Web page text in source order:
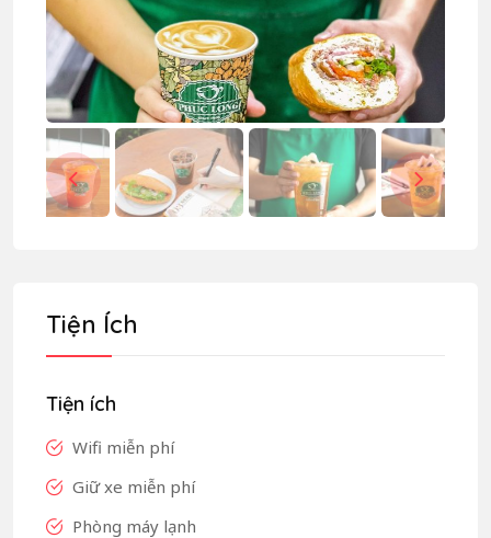
Tiện Ích
Tiện ích
Wifi miễn phí
Giữ xe miễn phí
Phòng máy lạnh